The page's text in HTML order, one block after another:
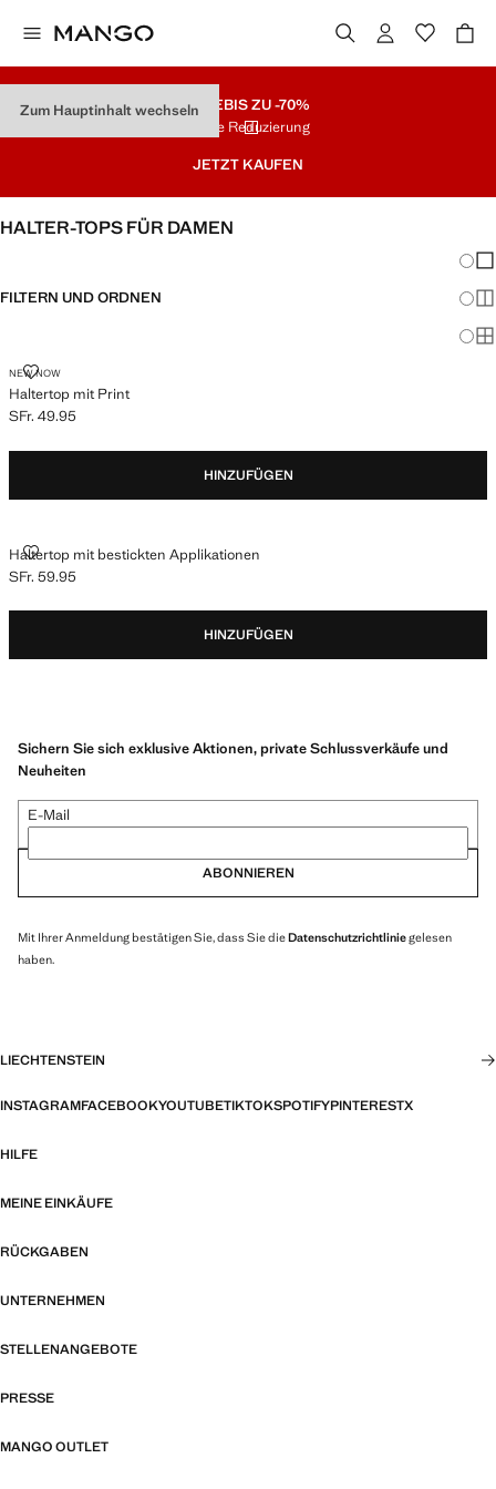
Zum Hauptinhalt wechselnSALEBIS ZU -70%
Letzte Reduzierung
JETZT KAUFEN
HALTER-TOPS FÜR DAMEN
FILTERN UND ORDNEN
NEW NOW
Haltertop mit Print
HALTERTOP MIT PRINT
Aktueller Preis [SFr. 49.95 ]
SFr. 49.95
HINZUFÜGEN
Haltertop mit bestickten Applikationen
HALTERTOP MIT BESTICKTEN APPLIKATIONEN
Aktueller Preis [SFr. 59.95 ]
SFr. 59.95
HINZUFÜGEN
Sichern Sie sich exklusive Aktionen, private Schlussverkäufe und
Neuheiten
E-Mail
ABONNIEREN
Mit Ihrer Anmeldung bestätigen Sie, dass Sie dieDatenschutzrichtliniegelesen
haben.
LIECHTENSTEIN
INSTAGRAMFACEBOOKYOUTUBETIKTOKSPOTIFYPINTERESTX
HILFE
MEINE EINKÄUFE
RÜCKGABEN
UNTERNEHMEN
STELLENANGEBOTE
PRESSE
MANGO OUTLET